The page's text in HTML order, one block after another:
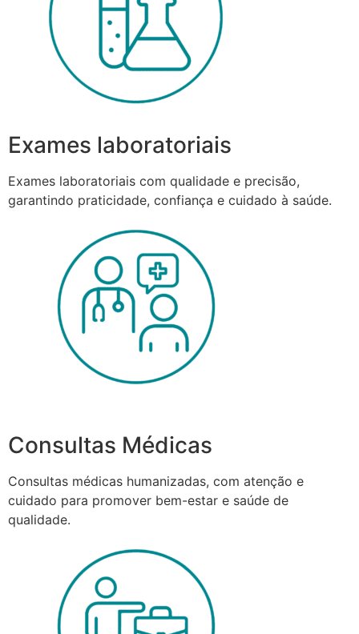
Exames laboratoriais
Exames laboratoriais com qualidade e precisão,
garantindo praticidade, confiança e cuidado à saúde.
Consultas Médicas
Consultas médicas humanizadas, com atenção e
cuidado para promover bem-estar e saúde de
qualidade.